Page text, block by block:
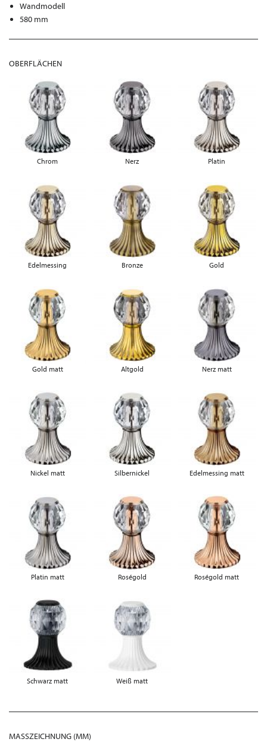
Wandmodell
580 mm
OBERFLÄCHEN
Chrom Nerz Platin
Edelmessing Bronze Gold
Gold matt Altgold Nerz matt
Nickel matt Silbernickel Edelmessing matt
Platin matt Roségold Roségold matt
Schwarz matt Weiß matt
MASSZEICHNUNG (MM)